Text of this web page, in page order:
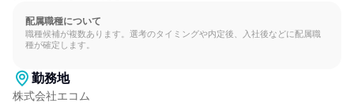
配属職種について
職種候補が複数あります。選考のタイミングや内定後、入社後などに配属職
種が確定します。
勤務地
株式会社エコム